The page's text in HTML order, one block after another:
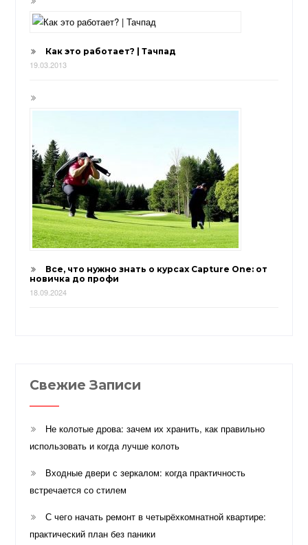
Как это работает? | Тачпад
19.03.2013
Все, что нужно знать о курсах Capture One: от
новичка до профи
18.09.2024
Свежие Записи
Не колотые дрова: зачем их хранить, как правильно
использовать и когда лучше колоть
Входные двери с зеркалом: когда практичность
встречается со стилем
С чего начать ремонт в четырёхкомнатной квартире:
практический план без паники